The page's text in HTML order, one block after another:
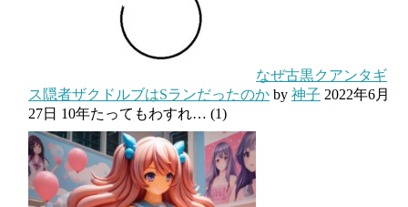
なぜ古黒クアンタギ
ス隠者ザクドルブはSランだったのか by 神子 2022年6月
27日 10年たってもわすれ… (1)